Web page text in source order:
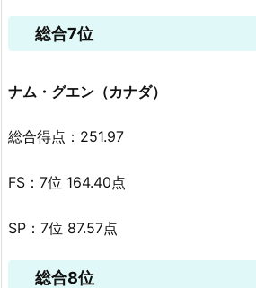
総合7位
ナム・グエン（カナダ）
総合得点：251.97
FS：7位 164.40点
SP：7位 87.57点
総合8位